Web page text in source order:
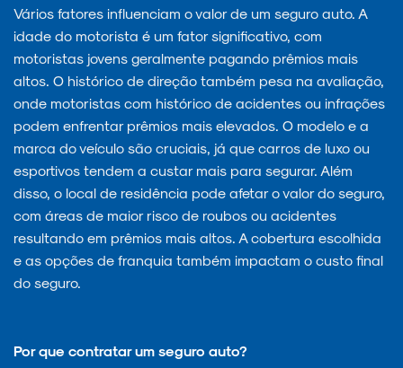
Vários fatores influenciam o valor de um seguro auto. A
idade do motorista é um fator significativo, com
motoristas jovens geralmente pagando prêmios mais
altos. O histórico de direção também pesa na avaliação,
onde motoristas com histórico de acidentes ou infrações
podem enfrentar prêmios mais elevados. O modelo e a
marca do veículo são cruciais, já que carros de luxo ou
esportivos tendem a custar mais para segurar. Além
disso, o local de residência pode afetar o valor do seguro,
com áreas de maior risco de roubos ou acidentes
resultando em prêmios mais altos. A cobertura escolhida
e as opções de franquia também impactam o custo final
do seguro.
Por que contratar um seguro auto?